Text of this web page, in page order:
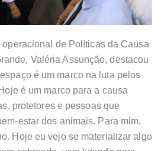
operacional de Políticas da Causa
Valéria Assunção, destacou
é um marco na luta pelos
é um marco para a causa
protetores e pessoas que
estar dos animais. Para mim,
Hoje eu vejo se materializar algo